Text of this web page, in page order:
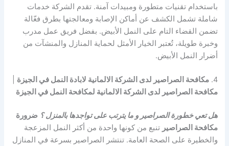
باستخدام تقنيات متطورة ومبيدات آمنة. تقدم الشركة خدمات
شاملة تشمل الكشف عن أماكن الإصابة ومعالجتها بطرق فعّالة
تضمن القضاء التام على النمل الأبيض. بفضل فريق عمل مدرب
وخبرة طويلة، تُعتبر الخيار الأمثل لحماية المنازل والمنشآت من
أضرار النمل الأبيض.
4. مكافحة الصراصير لدى الشركة الالمانية لابادة النمل في الجيزة
مكافحة الصراصير لدى الشركة الالمانية لمكافحة النمل في الجيزة
هل تعي خطورة الصراصير و ما يترتب على تواجدها بالمنزل ؟ ضرورة
مكافحة الصراصير تنبع من كونها واحدة من أكثر النمل المزعجة
والخطيرة على الصحة العامة. تنتشر الصراصير بسرعة في المنازل